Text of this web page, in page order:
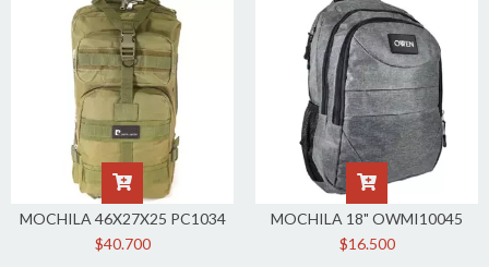
MOCHILA 46X27X25 PC1034
$40.700
MOCHILA 18" OWMI10045
$16.500